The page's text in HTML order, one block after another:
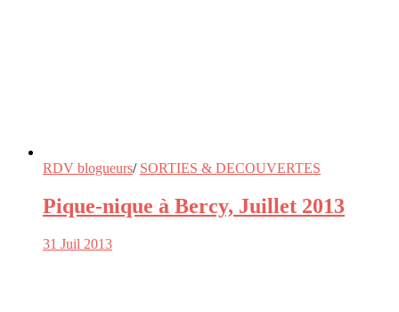
RDV blogueurs/ SORTIES & DECOUVERTES
Pique-nique à Bercy, Juillet 2013
31 Juil 2013